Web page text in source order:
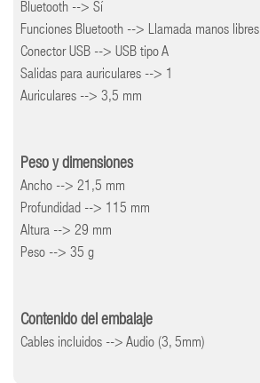
Bluetooth --> Sí
Funciones Bluetooth --> Llamada manos libres
Conector USB --> USB tipo A
Salidas para auriculares --> 1
Auriculares --> 3,5 mm
Peso y dimensiones
Ancho --> 21,5 mm
Profundidad --> 115 mm
Altura --> 29 mm
Peso --> 35 g
Contenido del embalaje
Cables incluidos --> Audio (3, 5mm)